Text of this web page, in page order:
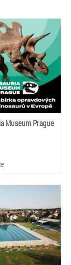
Museum Prague